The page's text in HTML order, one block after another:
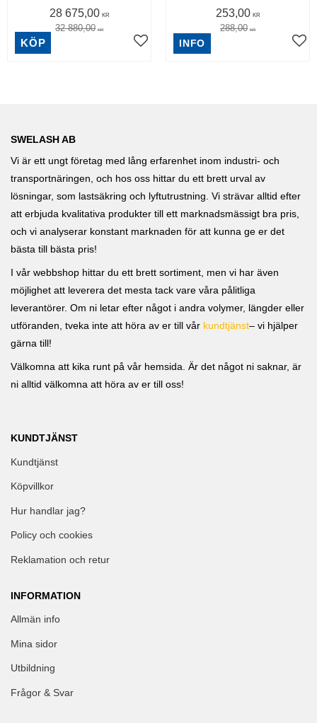
28 675,00 KR
32 880,00 KR
KÖP
253,00 KR
288,00 KR
INFO
SWELASH AB
Vi är ett ungt företag med lång erfarenhet inom industri- och
transportnäringen, och hos oss hittar du ett brett urval av
lösningar, som lastsäkring och lyftutrustning. Vi strävar alltid efter
att erbjuda kvalitativa produkter till ett marknadsmässigt bra pris,
och vi analyserar konstant marknaden för att kunna ge er det
bästa till bästa pris!
I vår webbshop hittar du ett brett sortiment, men vi har även
möjlighet att leverera det mesta tack vare våra pålitliga
leverantörer. Om ni letar efter något i andra volymer, längder eller
utföranden, tveka inte att höra av er till vår kundtjänst– vi hjälper
gärna till!
Välkomna att kika runt på vår hemsida. Är det något ni saknar, är
ni alltid välkomna att höra av er till oss!
KUNDTJÄNST
Kundtjänst
Köpvillkor
Hur handlar jag?
Policy och cookies
Reklamation och retur
INFORMATION
Allmän info
Mina sidor
Utbildning
Frågor & Svar